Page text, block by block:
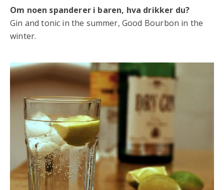
Om noen spanderer i baren, hva drikker du?
Gin and tonic in the summer, Good Bourbon in the
winter.